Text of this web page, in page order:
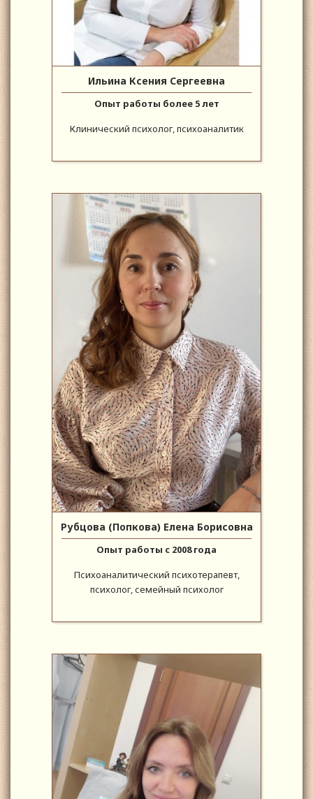
Ильина Ксения Сергеевна
Опыт работы более 5 лет
Клинический психолог, психоаналитик
Рубцова (Попкова) Елена Борисовна
Опыт работы с 2008 года
Психоаналитический психотерапевт,
психолог, семейный психолог